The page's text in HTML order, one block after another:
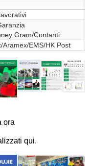
Gram/Contanti
Aramex/EMS/HK Post
ora
qui.